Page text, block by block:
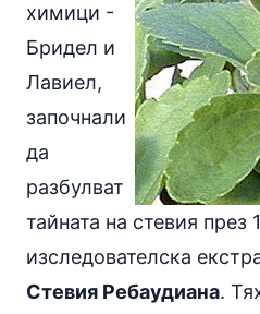
химици -
Бридел и
Лавиел,
започнали
да
разбулват
тайната на стевия през
изследователска
Стевия Ребаудиана.